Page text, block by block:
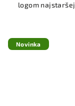
logom
Novinka